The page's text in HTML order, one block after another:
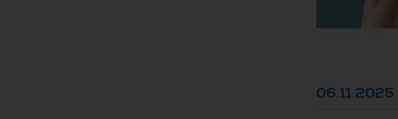
06.11.2025